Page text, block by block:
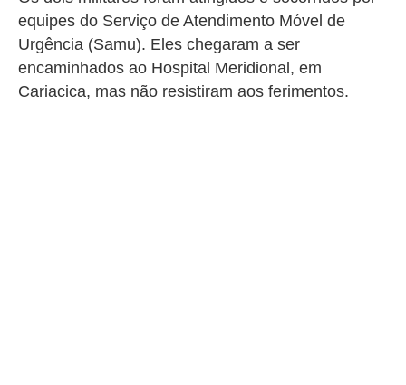
equipes do Serviço de Atendimento Móvel de
Urgência (Samu). Eles chegaram a ser
encaminhados ao Hospital Meridional, em
Cariacica, mas não resistiram aos ferimentos.